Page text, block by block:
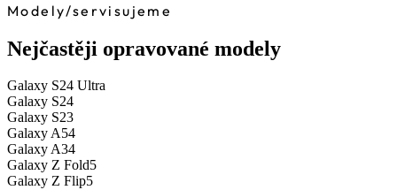
Modely/servisujeme
Nejčastěji opravované modely
Galaxy S24 Ultra
Galaxy S24
Galaxy S23
Galaxy A54
Galaxy A34
Galaxy Z Fold5
Galaxy Z Flip5